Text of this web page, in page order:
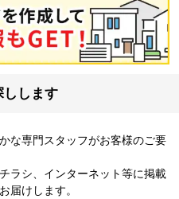
しします
な専門スタッフがお客様のご要
ラシ、インターネット等に掲載
届けします。